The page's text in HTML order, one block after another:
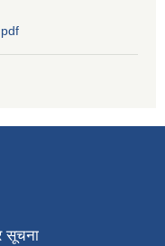
सूचना